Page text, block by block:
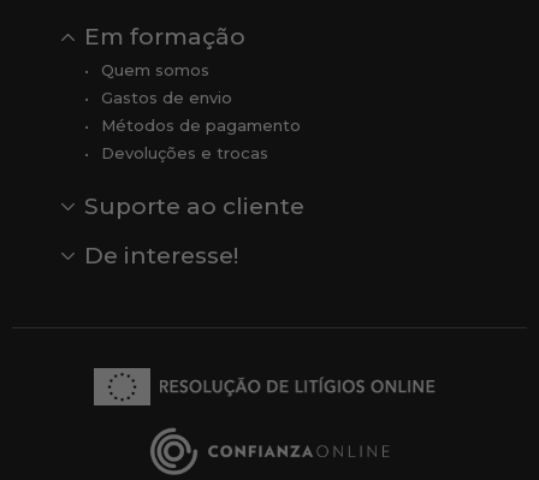
Em formação
Quem somos
Gastos de envio
Métodos de pagamento
Devoluções e trocas
Suporte ao cliente
Comentários
Comentários do Google
De interesse!